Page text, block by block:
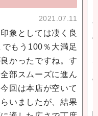
2021.07.11
象としては凄く良
もう100％大満足
かったですね。す
部スムーズに進ん
回は本店が空いて
いましたが、結果